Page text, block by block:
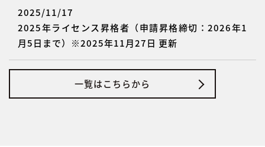
2025/11/17
2025年ライセンス昇格者（申請昇格締切：2026年1
月5日まで）※2025年11月27日 更新
一覧はこちらから